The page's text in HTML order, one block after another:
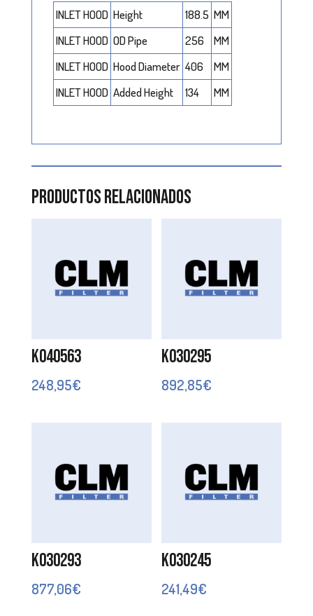
INLET HOOD Height 188.5 MM
INLET HOOD OD Pipe 256
MM
INLET HOOD Hood Diameter 406
MM
INLET HOOD Added Height 134 MM
Productos relacionados
K040563
248,95€
K030295
892,85€
K030293
877,06€
K030245
241,49€